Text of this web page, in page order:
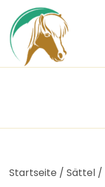
content
Startseite / Sättel /